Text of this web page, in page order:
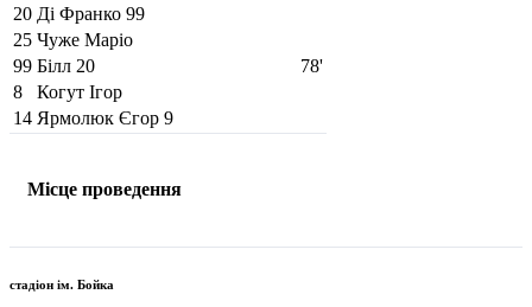
20 Ді Франко 99
25 Чуже Маріо
99 Білл 20
78'
8
Когут Ігор
14 Ярмолюк Єгор 9
Місце проведення
стадіон ім. Бойка